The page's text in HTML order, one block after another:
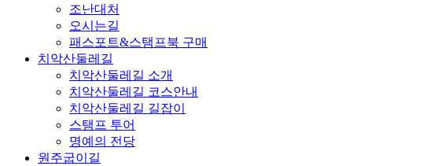
조난대처
오시는길
패스포트&스탬프북 구매
치악산둘레길
치악산둘레길 소개
치악산둘레길 코스안내
치악산둘레길 길잡이
스탬프 투어
명예의 전당
원주굽이길